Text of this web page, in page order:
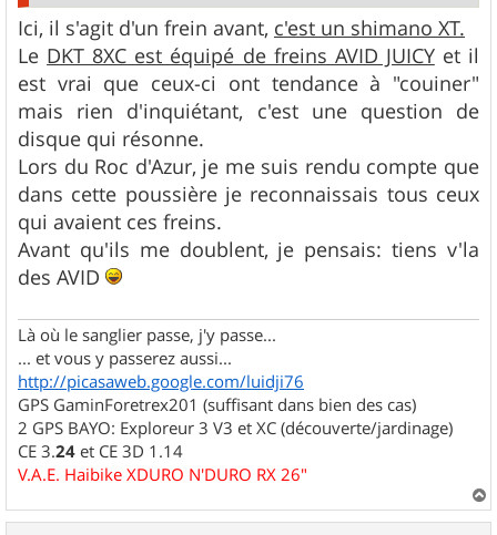
Ici, il s'agit d'un frein avant, c'est un shimano XT.
Le DKT 8XC est équipé de freins AVID JUICYet il
est vrai que ceux-ci ont tendance à "couiner"
mais rien d'inquiétant, c'est une question de
disque qui résonne.
Lors du Roc d'Azur, je me suis rendu compte que
dans cette poussière je reconnaissais tous ceux
qui avaient ces freins.
Avant qu'ils me doublent, je pensais: tiens v'la
des AVID
Là où le sanglier passe, j'y passe...
... et vous y passerez aussi...
http://picasaweb.google.com/luidji76
GPS GaminForetrex201 (suffisant dans bien des cas)
2 GPS BAYO: Exploreur 3 V3 et XC (découverte/jardinage)
CE 3.24 et CE 3D 1.14
V.A.E. Haibike XDURO N'DURO RX 26"
a